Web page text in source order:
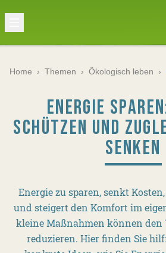
Home › Themen › Ökologisch leben ›
ENERGIE
SCHÜTZEN UND
SENKEN
Energie zu sparen, senkt
und steigert den Komfort im
kleine Maßnahmen können den
reduzieren. Hier finden Sie